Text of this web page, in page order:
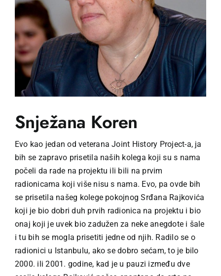
Snježana Koren
Evo kao jedan od veterana Joint History Project-a, ja
bih se zapravo prisetila naših kolega koji su s nama
počeli da rade na projektu ili bili na prvim
radionicama koji više nisu s nama. Evo, pa ovde bih
se prisetila našeg kolege pokojnog Srđana Rajkovića
koji je bio dobri duh prvih radionica na projektu i bio
onaj koji je uvek bio zadužen za neke anegdote i šale
i tu bih se mogla prisetiti jedne od njih. Radilo se o
radionici u Istanbulu, ako se dobro sećam, to je bilo
2000. ili 2001. godine, kad je u pauzi između dve